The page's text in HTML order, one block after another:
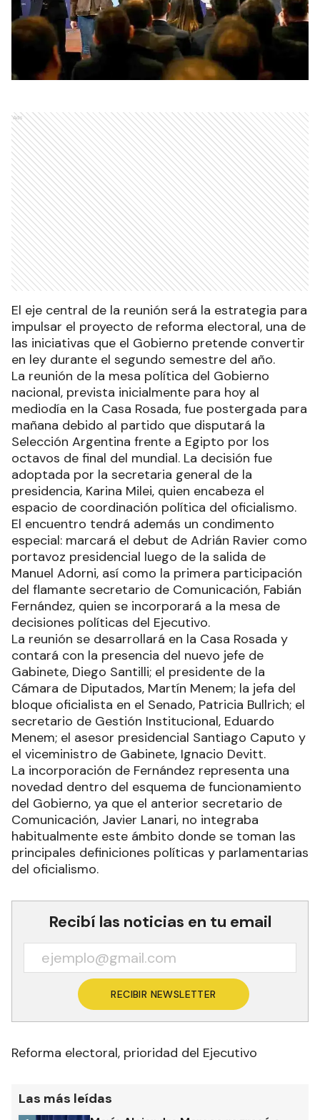
Ads
El eje central de la reunión será la estrategia para
impulsar el proyecto de reforma electoral, una de
las iniciativas que el Gobierno pretende convertir
en ley durante el segundo semestre del año.
La reunión de la mesa política del Gobierno
nacional, prevista inicialmente para hoy al
mediodía en la Casa Rosada, fue postergada para
mañana debido al partido que disputará la
Selección Argentina frente a Egipto por los
octavos de final del mundial. La decisión fue
adoptada por la secretaria general de la
presidencia, Karina Milei, quien encabeza el
espacio de coordinación política del oficialismo.
El encuentro tendrá además un condimento
especial: marcará el debut de Adrián Ravier como
portavoz presidencial luego de la salida de
Manuel Adorni, así como la primera participación
del flamante secretario de Comunicación, Fabián
Fernández, quien se incorporará a la mesa de
decisiones políticas del Ejecutivo.
La reunión se desarrollará en la Casa Rosada y
contará con la presencia del nuevo jefe de
Gabinete, Diego Santilli; el presidente de la
Cámara de Diputados, Martín Menem; la jefa del
bloque oficialista en el Senado, Patricia Bullrich; el
secretario de Gestión Institucional, Eduardo
Menem; el asesor presidencial Santiago Caputo y
el viceministro de Gabinete, Ignacio Devitt.
La incorporación de Fernández representa una
novedad dentro del esquema de funcionamiento
del Gobierno, ya que el anterior secretario de
Comunicación, Javier Lanari, no integraba
habitualmente este ámbito donde se toman las
principales definiciones políticas y parlamentarias
del oficialismo.
Recibí las noticias en tu email
RECIBIR NEWSLETTER
Reforma electoral, prioridad del Ejecutivo
Las más leídas